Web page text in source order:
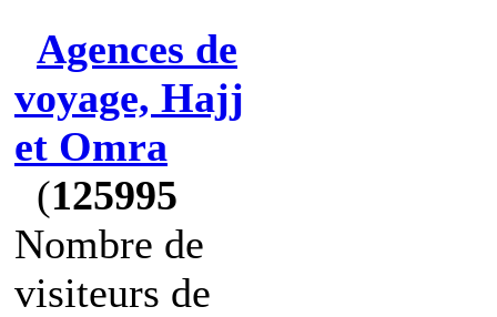
Agences de
voyage, Hajj
et Omra
(125995
Nombre de
visiteurs de